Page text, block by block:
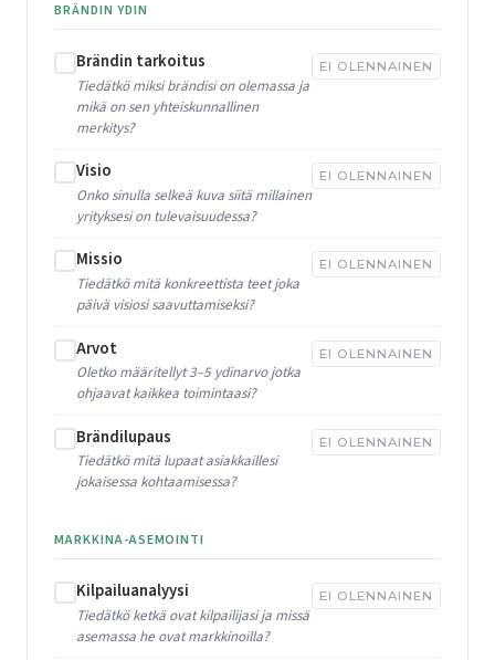
BRÄNDIN YDIN
Brändin tarkoitus
Tiedätkö miksi brändisi on olemassa ja
mikä on sen yhteiskunnallinen
merkitys?
EI OLENNAINEN
Visio
Onko sinulla selkeä kuva siitä millainen
yrityksesi on tulevaisuudessa?
EI OLENNAINEN
Missio
Tiedätkö mitä konkreettista teet joka
päivä visiosi saavuttamiseksi?
EI OLENNAINEN
Arvot
Oletko määritellyt 3–5 ydinarvo jotka
ohjaavat kaikkea toimintaasi?
EI OLENNAINEN
Brändilupaus
Tiedätkö mitä lupaat asiakkaillesi
jokaisessa kohtaamisessa?
EI OLENNAINEN
MARKKINA-ASEMOINTI
Kilpailuanalyysi
Tiedätkö ketkä ovat kilpailijasi ja missä
asemassa he ovat markkinoilla?
EI OLENNAINEN